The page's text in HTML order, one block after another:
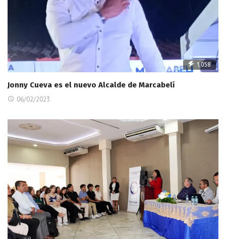
1,058
Jonny Cueva es el nuevo Alcalde de Marcabelí
06/02/2023